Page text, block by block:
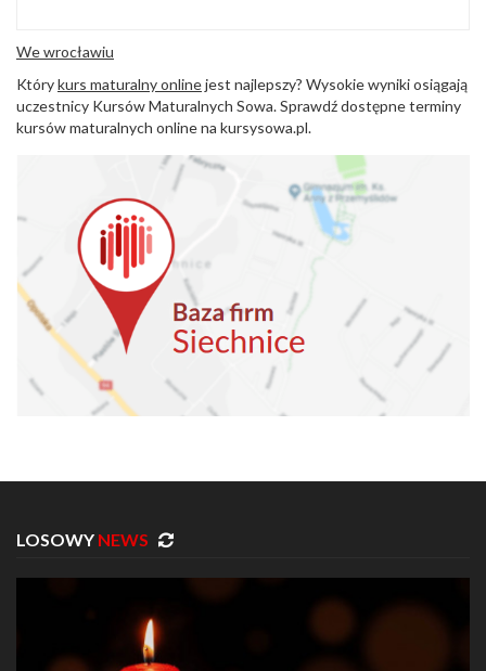
We wrocławiu
Którykurs maturalny onlinejest najlepszy? Wysokie wyniki osiągają
uczestnicy Kursów Maturalnych Sowa. Sprawdź dostępne terminy
kursów maturalnych online na kursysowa.pl.
LOSOWY NEWS